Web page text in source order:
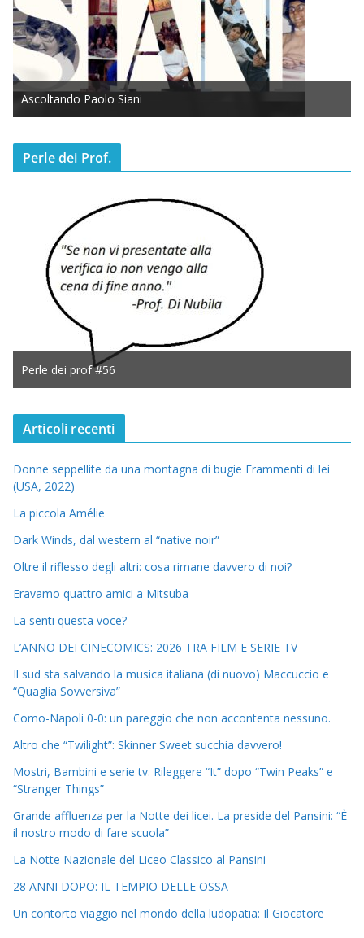
Ascoltando Paolo Siani
Perle dei Prof.
Perle dei prof #56
Articoli recenti
Donne seppellite da una montagna di bugie Frammenti di lei
(USA, 2022)
La piccola Amélie
Dark Winds, dal western al “native noir”
Oltre il riflesso degli altri: cosa rimane davvero di noi?
Eravamo quattro amici a Mitsuba
La senti questa voce?
L’ANNO DEI CINECOMICS: 2026 TRA FILM E SERIE TV
Il sud sta salvando la musica italiana (di nuovo) Maccuccio e
“Quaglia Sovversiva”
Como-Napoli 0-0: un pareggio che non accontenta nessuno.
Altro che “Twilight”: Skinner Sweet succhia davvero!
Mostri, Bambini e serie tv. Rileggere “It” dopo “Twin Peaks” e
“Stranger Things”
Grande affluenza per la Notte dei licei. La preside del Pansini: “È
il nostro modo di fare scuola”
La Notte Nazionale del Liceo Classico al Pansini
28 ANNI DOPO: IL TEMPIO DELLE OSSA
Un contorto viaggio nel mondo della ludopatia: Il Giocatore